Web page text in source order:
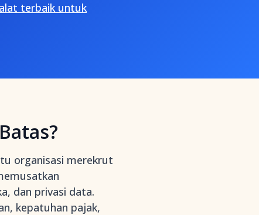
alat terbaik untuk
organisasi merekrut
dan privasi data.
kepatuhan pajak,